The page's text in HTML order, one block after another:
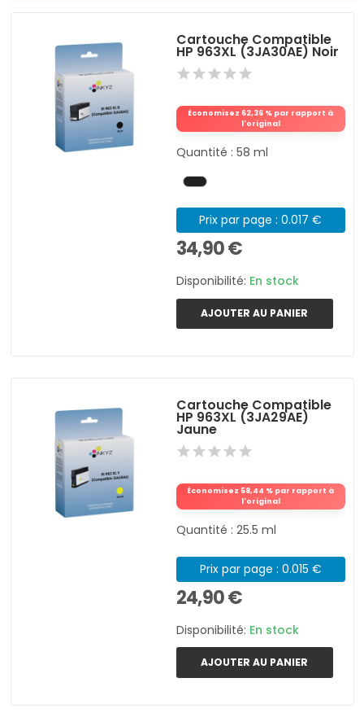
Cartouche Compatible
HP 963XL (3JA30AE) Noir
Économisez 62,36 % par rapport à
l'original
Quantité : 58 ml
Prix par page : 0.017 €
34,90 €
Disponibilité: En stock
AJOUTER AU PANIER
Cartouche Compatible
HP 963XL (3JA29AE)
Jaune
Économisez 58,44 % par rapport à
l'original
Quantité : 25.5 ml
Prix par page : 0.015 €
24,90 €
Disponibilité: En stock
AJOUTER AU PANIER